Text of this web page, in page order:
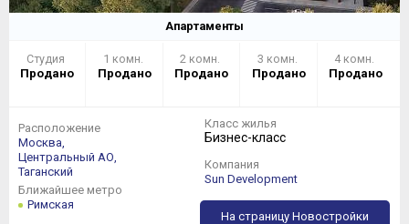
Апартаменты
Студия
Продано
1 комн.
Продано
2 комн.
Продано
3 комн.
Продано
4 комн.
Продано
Расположение
Москва,
Центральный АО,
Таганский
Ближайшее метро
Римская
Класс жилья
Бизнес-класс
Компания
Sun Development
На страницу Новостройки